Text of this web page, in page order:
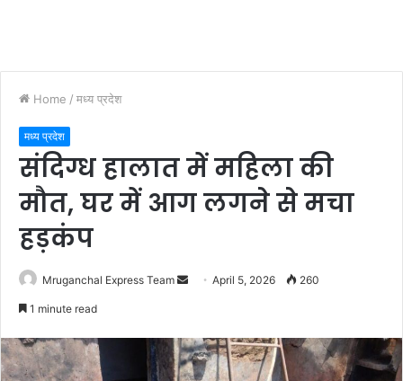
Home / मध्य प्रदेश
मध्य प्रदेश
संदिग्ध हालात में महिला की
मौत, घर में आग लगने से मचा
हड़कंप
Mruganchal Express Team
Send April 5, 2026 260
1 minute read